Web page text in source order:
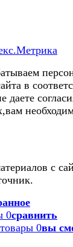
в
даете
с
0сравнить
0вы